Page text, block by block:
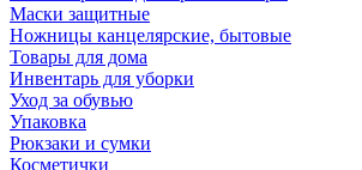
Маски защитные
Ножницы канцелярские, бытовые
Товары для дома
Инвентарь для уборки
Уход за обувью
Упаковка
Рюкзаки и сумки
Косметички